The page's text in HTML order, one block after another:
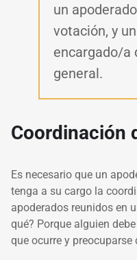
un
votación, y
encargado/a
general.
Coordinación
Es necesario que un
tenga a su cargo la
apoderados reunidos en
qué? Porque alguien
que ocurre y preocuparse